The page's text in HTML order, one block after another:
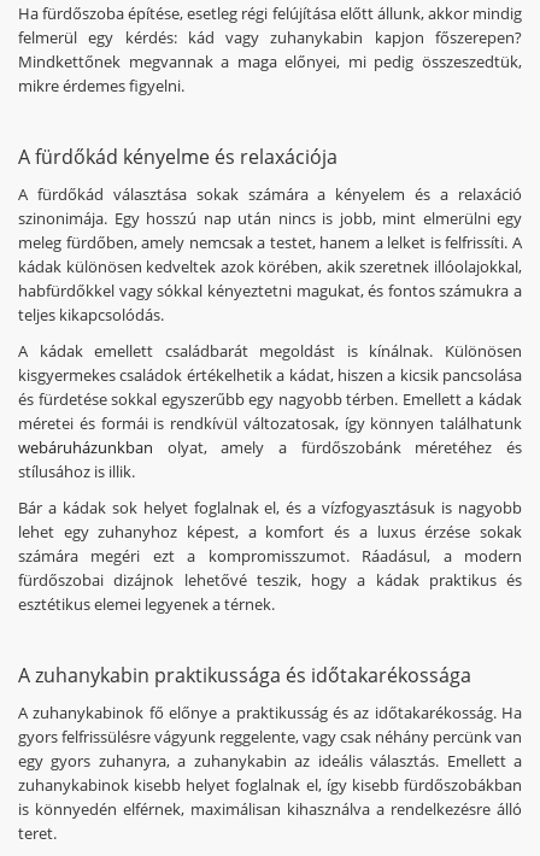
Ha fürdőszoba építése, esetleg régi felújítása előtt állunk, akkor mindig
felmerül egy kérdés: kád vagy zuhanykabin kapjon főszerepen?
Mindkettőnek megvannak a maga előnyei, mi pedig összeszedtük,
mikre érdemes figyelni.
A fürdőkád kényelme és relaxációja
A fürdőkád választása sokak számára a kényelem és a relaxáció
szinonimája. Egy hosszú nap után nincs is jobb, mint elmerülni egy
meleg fürdőben, amely nemcsak a testet, hanem a lelket is felfrissíti. A
kádak különösen kedveltek azok körében, akik szeretnek illóolajokkal,
habfürdőkkel vagy sókkal kényeztetni magukat, és fontos számukra a
teljes kikapcsolódás.
A kádak emellett családbarát megoldást is kínálnak. Különösen
kisgyermekes családok értékelhetik a kádat, hiszen a kicsik pancsolása
és fürdetése sokkal egyszerűbb egy nagyobb térben. Emellett a kádak
méretei és formái is rendkívül változatosak, így könnyen találhatunk
webáruházunkban olyat, amely a fürdőszobánk méretéhez és
stílusához is illik.
Bár a kádak sok helyet foglalnak el, és a vízfogyasztásuk is nagyobb
lehet egy zuhanyhoz képest, a komfort és a luxus érzése sokak
számára megéri ezt a kompromisszumot. Ráadásul, a modern
fürdőszobai dizájnok lehetővé teszik, hogy a kádak praktikus és
esztétikus elemei legyenek a térnek.
A zuhanykabin praktikussága és időtakarékossága
A zuhanykabinok fő előnye a praktikusság és az időtakarékosság. Ha
gyors felfrissülésre vágyunk reggelente, vagy csak néhány percünk van
egy gyors zuhanyra, a zuhanykabin az ideális választás. Emellett a
zuhanykabinok kisebb helyet foglalnak el, így kisebb fürdőszobákban
is könnyedén elférnek, maximálisan kihasználva a rendelkezésre álló
teret.